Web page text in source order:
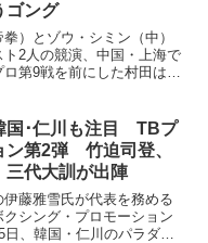
ゴング
）とゾウ・シミン（中）
2人の競演、中国・上海で
第9戦を前にした村田は29
の興行、メインカードはオ
2度金...
国･仁川も注目 TBプ
ン第2弾 竹迫司登、
三代大訓が出陣
伊藤雅雪氏が代表を務める
クシング・プロモーション
日、韓国・仁川のパラダイ